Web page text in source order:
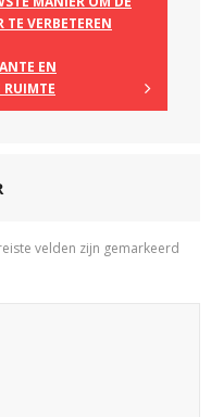
VERBETEREN
EN
RUIMTE
velden zijn gemarkeerd